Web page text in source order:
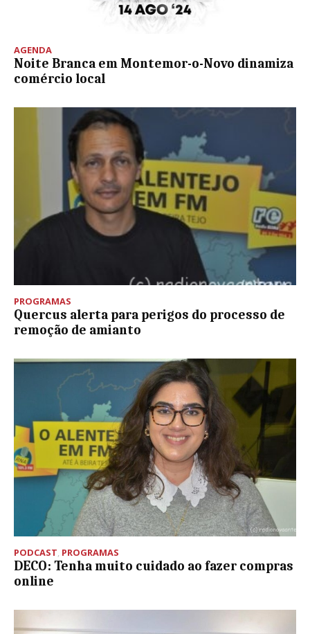
AGENDA
Noite Branca em Montemor-o-Novo dinamiza
comércio local
PROGRAMAS
Quercus alerta para perigos do processo de
remoção de amianto
PODCAST, PROGRAMAS
DECO: Tenha muito cuidado ao fazer compras
online